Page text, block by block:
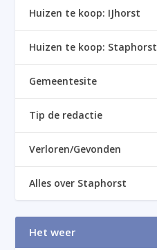
Huizen te koop: IJhorst
Huizen te koop: Staphorst
Gemeentesite
Tip de redactie
Verloren/Gevonden
Alles over Staphorst
Het weer